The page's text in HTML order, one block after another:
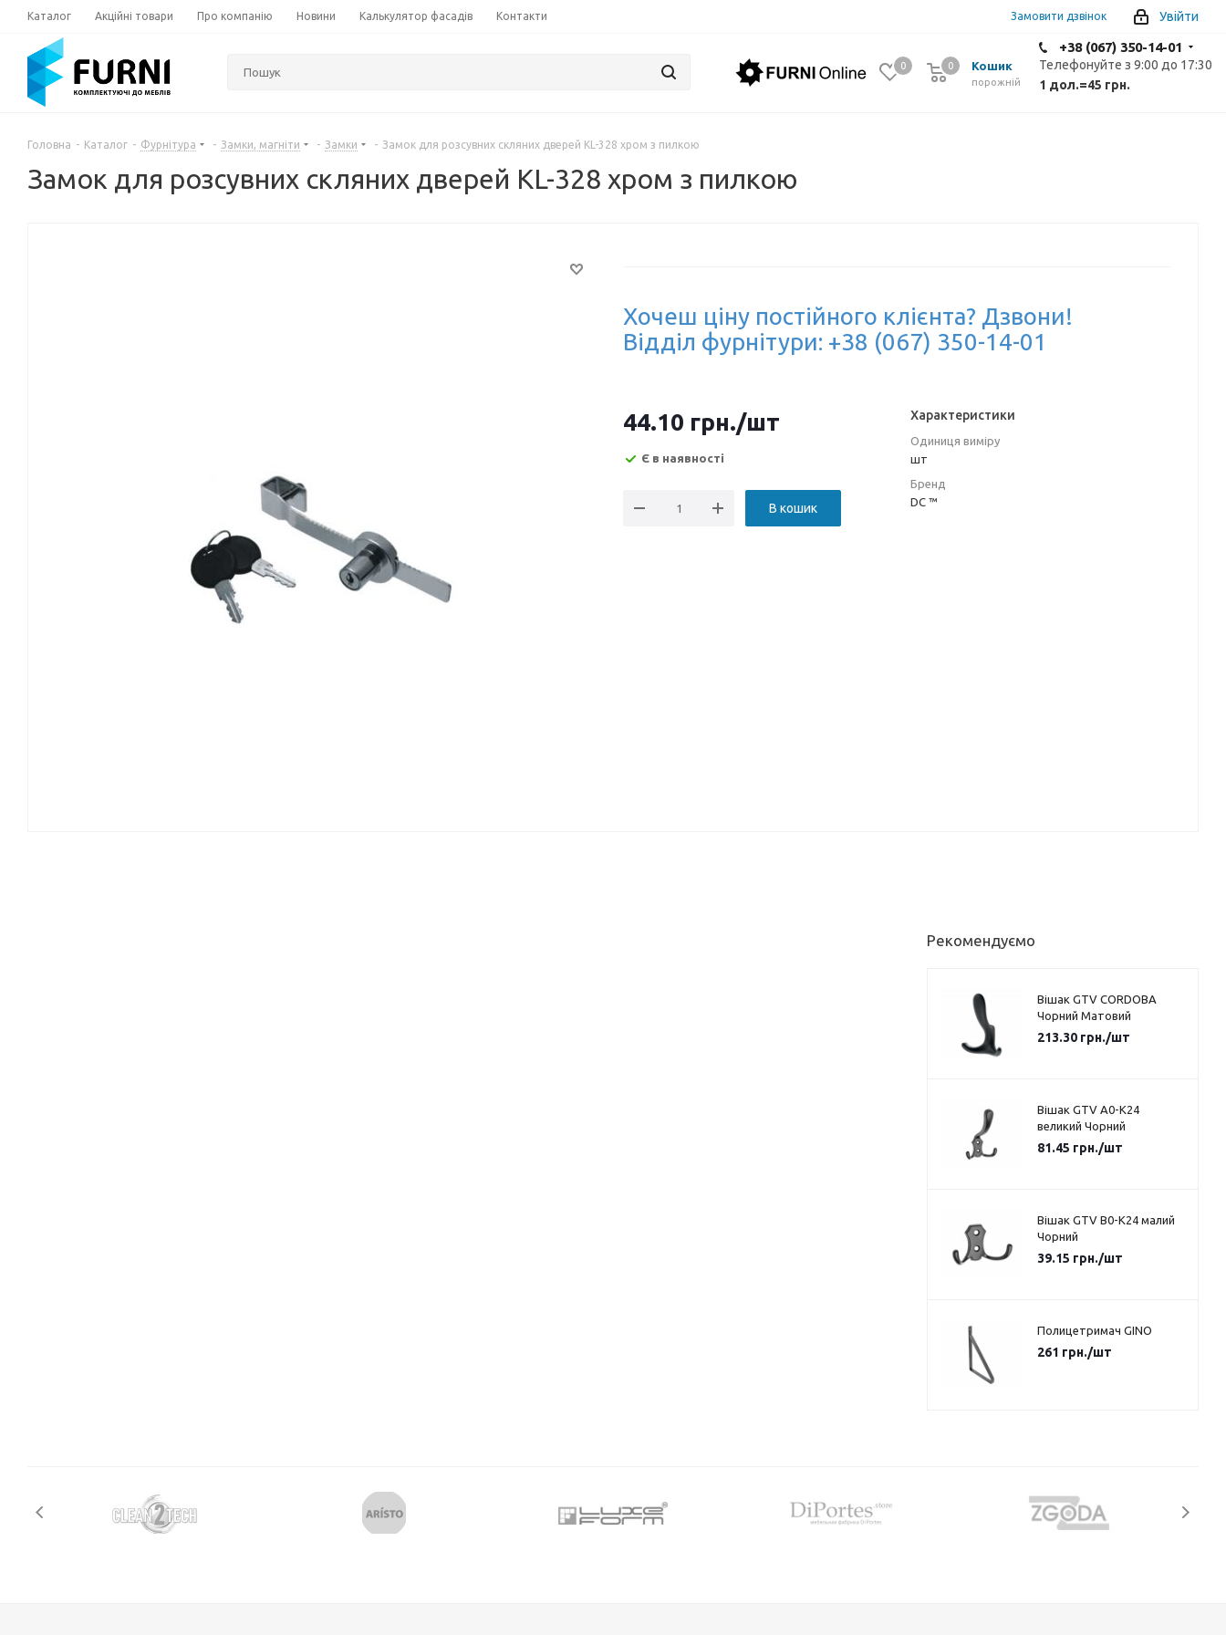
Каталог Акційні товари Про компанію Новини Калькулятор фасадів Контакти Увійти
Замовити дзвінок
+38 (067) 350-14-01
Телефонуйте з 9:00 до 17:30
1 дол.=45 грн.
0 Кошик
0
порожній
0
Головна - Каталог - Фурнітура - Замки, магніти - Замки - Замок для розсувних скляних дверей KL-328 хром з пилкою
Замок для розсувних скляних дверей KL-328 хром з пилкою
Хочеш ціну постійного клієнта? Дзвони!
Відділ фурнітури: +38 (067) 350-14-01
44.10 грн./шт
Є в наявності
В кошик
Характеристики
Одиниця виміру
шт
Бренд
DC ™
Рекомендуємо
Вішак GTV CORDOBA
Чорний Матовий
213.30грн./шт
Вішак GTV A0-K24
великий Чорний
81.45 грн./шт
Вішак GTV B0-K24 малий
Чорний
39.15 грн./шт
Полицетримач GINO
261 грн./шт